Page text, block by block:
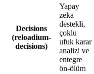
Decisions
(reloadium-
decisions)
Yapay
zeka
destekli,
çoklu
ufuk karar
analizi ve
entegre
ön-ölüm